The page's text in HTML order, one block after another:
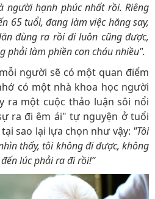
người hạnh phúc nhất rồi. Riêng
65 tuổi, đang làm việc hăng say,
đùng ra rồi đi luôn cũng được,
phải làm phiền con cháu nhiều".
người sẽ có một quan điểm
có một nhà khoa học người
ra một cuộc thảo luận sôi nổi
ra đi êm ái" tự nguyện ở tuổi
sao lại lựa chọn như vậy: "Tôi
thấy, tôi không đi được, không
lúc phải ra đi rồi!”